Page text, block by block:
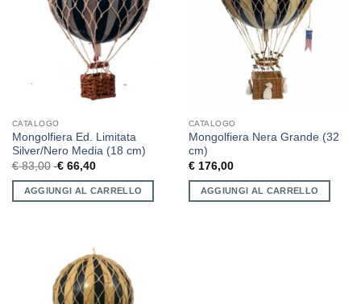
CATALOGO
Mongolfiera Ed. Limitata
Silver/Nero Media (18 cm)
€83,00 €66,40
AGGIUNGI AL CARRELLO
CATALOGO
Mongolfiera Nera Grande (32
cm)
€176,00
AGGIUNGI AL CARRELLO